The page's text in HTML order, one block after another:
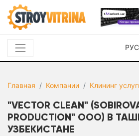
РУС
Главная Компании Клининг
"VECTOR CLEAN"
PRODUCTION" ООО) В
УЗБЕКИСТАНЕ